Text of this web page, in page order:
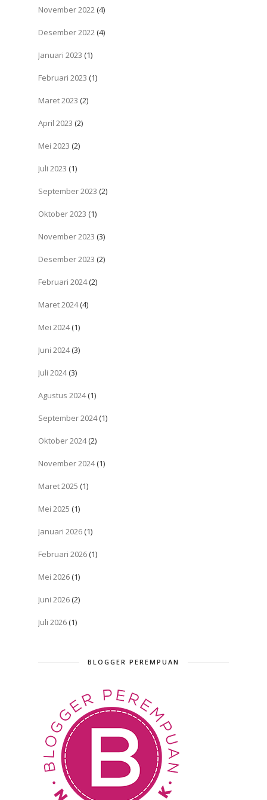
November 2022 (4)
Desember 2022 (4)
Januari 2023 (1)
Februari 2023 (1)
Maret 2023 (2)
April 2023 (2)
Mei 2023 (2)
Juli 2023 (1)
September 2023 (2)
Oktober 2023 (1)
November 2023 (3)
Desember 2023 (2)
Februari 2024(2)
Maret 2024(4)
Mei 2024(1)
Juni 2024(3)
Juli 2024(3)
Agustus 2024(1)
September 2024(1)
Oktober 2024(2)
November 2024(1)
Maret 2025 (1)
Mei 2025 (1)
Januari 2026 (1)
Februari 2026 (1)
Mei 2026 (1)
Juni 2026 (2)
Juli 2026 (1)
BLOGGER PEREMPUAN